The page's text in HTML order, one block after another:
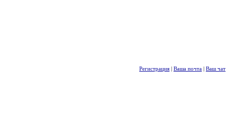
Регистрация | Ваша почта | Ваш чат